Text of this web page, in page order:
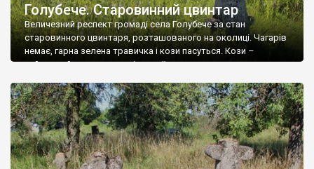
Голубече. Старовинний цвинтар
Величезний респект громаді села Голубече за стан
старовинного цвинтаря, розташованого на околиці. Чагарів
немає, гарна зелена травичка і кози пасуться. Кози –
найкращий регулятор шкідливої, для старих кладовищ,
бруньками, кози ті бруньки обгризають, бо то улюблений
делікатес. На цвинтарі у Голубечому ціла колекція
різноманітних форм хрестів. Село відносно невелике, […]